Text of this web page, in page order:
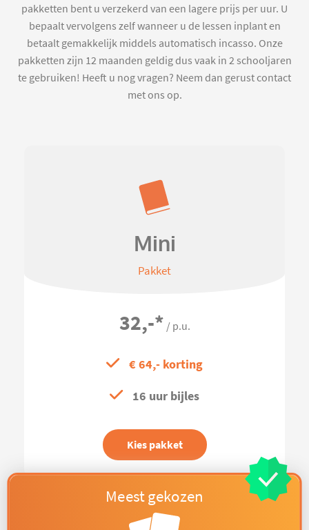
pakketten bent u verzekerd van een lagere prijs per uur. U
bepaalt vervolgens zelf wanneer u de lessen inplant en
betaalt gemakkelijk middels automatisch incasso. Onze
pakketten zijn 12 maanden geldig dus vaak in 2 schooljaren
te gebruiken! Heeft u nog vragen? Neem dan gerust contact
met ons op.
Mini
Pakket
32,-* / p.u.
€ 64,- korting
16 uur bijles
Kies pakket